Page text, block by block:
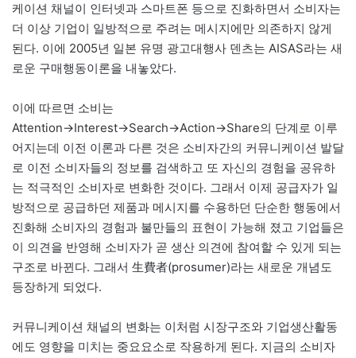
케이션 채널이 인터넷과 스마트폰 등으로 진화하면서 소비자는
더 이상 기업이 일방적으로 주려는 메시지에만 의존하지 않게
된다. 이에 2005년 일본 유명 광고대행사 덴츠는 AISAS라는 새
로운 구매행동이론을 내놓았다.
이에 따르면 소비는
Attention→Interest→Search→Action→Share의 단계로 이루
어지는데 이전 이론과 다른 것은 소비자간의 커뮤니케이션 발달
로 이전 소비자들의 정보를 검색하고 또 자신의 경험을 공유하
는 적극적인 소비자로 변화한 것이다. 그래서 이제 공급자가 일
방적으로 공급하던 제품과 메시지를 수용하던 단순한 행동에서
진화해 소비자의 경험과 불만들의 표현이 가능해 졌고 기업들은
이 의견을 반영해 소비자가 곧 생산 의견에 참여할 수 있게 되는
구조로 바뀐다. 그래서 生費者(prosumer)라는 새로운 개념도
등장하게 되었다.
커뮤니케이션 채널의 변화는 이처럼 시장구조와 기업생산활동
에도 영향을 미치는 중요요소로 작용하게 된다. 지금의 소비자